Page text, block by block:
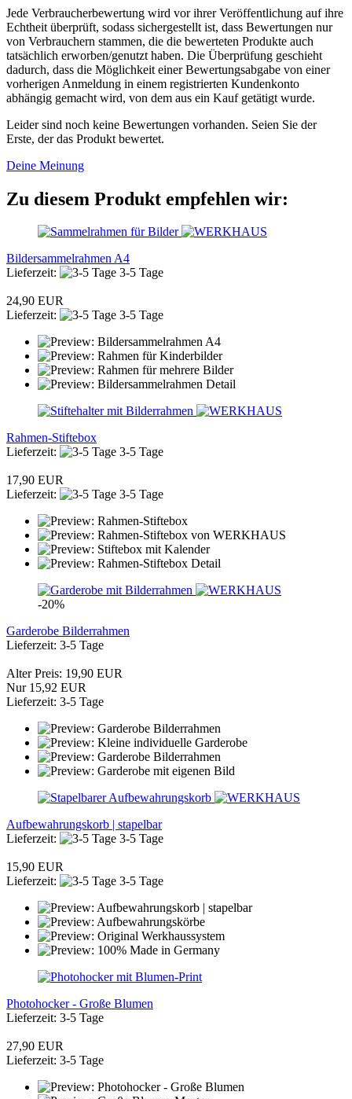
Jede Verbraucherbewertung wird vor ihrer Veröffentlichung auf ihre
Echtheit überprüft, sodass sichergestellt ist, dass Bewertungen nur
von Verbrauchern stammen, die die bewerteten Produkte auch
tatsächlich erworben/genutzt haben. Die Überprüfung geschieht
dadurch, dass die Möglichkeit einer Bewertungsabgabe von einer
vorherigen Anmeldung in einem registrierten Kundenkonto
abhängig gemacht wird, von dem aus ein Kauf getätigt wurde.
Leider sind noch keine Bewertungen vorhanden. Seien Sie der
Erste, der das Produkt bewertet.
Deine Meinung
Zu diesem Produkt empfehlen wir:
Bildersammelrahmen A4
Lieferzeit:
3-5 Tage
24,90 EUR
Lieferzeit:
3-5 Tage
Rahmen-Stiftebox
Lieferzeit:
3-5 Tage
17,90 EUR
Lieferzeit:
3-5 Tage
-20%
Garderobe Bilderrahmen
Lieferzeit: 3-5 Tage
Alter Preis: 19,90 EUR
Nur 15,92 EUR
Lieferzeit: 3-5 Tage
Aufbewahrungskorb | stapelbar
Lieferzeit:
3-5 Tage
15,90 EUR
Lieferzeit:
3-5 Tage
Photohocker - Große Blumen
Lieferzeit: 3-5 Tage
27,90 EUR
Lieferzeit: 3-5 Tage